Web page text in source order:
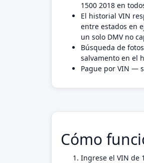
1500 2018 en
El historial VIN
entre estados en
un solo DMV no
Búsqueda de
salvamento en el
Pague por VIN —
Cómo
Ingrese el VIN de